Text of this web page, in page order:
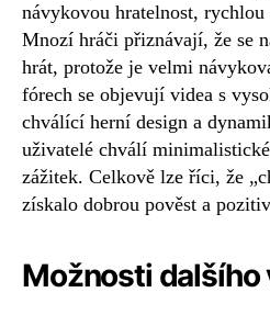
návykovou hratelnost,
Mnozí hráči přiznávají, že se
hrát, protože je velmi
fórech se objevují videa s
chválící herní design a
uživatelé chválí
zážitek. Celkově lze říci, že
získalo dobrou pověst a
Možnosti dalšího